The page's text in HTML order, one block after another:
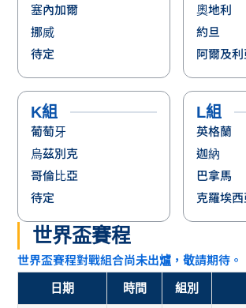
塞內加爾
挪威
待定
奧地利
約旦
阿爾及
K組
葡萄牙
烏茲別克
哥倫比亞
待定
L組
英格蘭
迦納
巴拿馬
克羅埃
世界盃賽程
世界盃賽程對戰組合尚未出爐，敬請期待。
日期 時間 組別